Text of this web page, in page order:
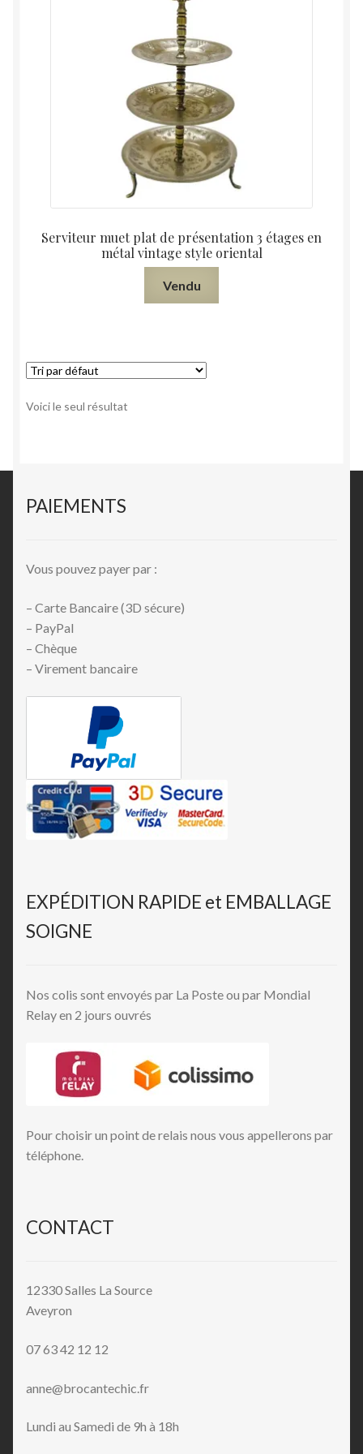
Serviteur muet plat de présentation 3 étages en
métal vintage style oriental
Vendu
Voici le seul résultat
PAIEMENTS
Vous pouvez payer par :
– Carte Bancaire (3D sécure)
– PayPal
– Chèque
– Virement bancaire
EXPÉDITION RAPIDE et EMBALLAGE
SOIGNE
Nos colis sont envoyés par La Poste ou par Mondial
Relay en 2 jours ouvrés
Pour choisir un point de relais nous vous appellerons par
téléphone.
CONTACT
12330 Salles La Source
Aveyron
07 63 42 12 12
anne@brocantechic.fr
Lundi au Samedi de 9h à 18h